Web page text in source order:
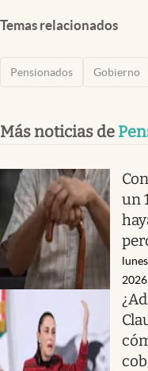
Temas relacionados
Pensionados Gobierno
Más noticias de
un
2026